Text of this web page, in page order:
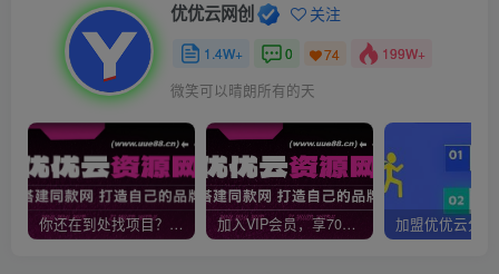
优优云网创 关注
1.4W+ 0 74 199W+
微笑可以晴朗所有的天
你还在到处找项目？还在当韭菜？我靠网创资源站一个月收入5万+，曾经我也是个失败者。 加入VIP会员，享70%的推广提成，免费学习多种网上创业课程，菜鸟秒变大神！